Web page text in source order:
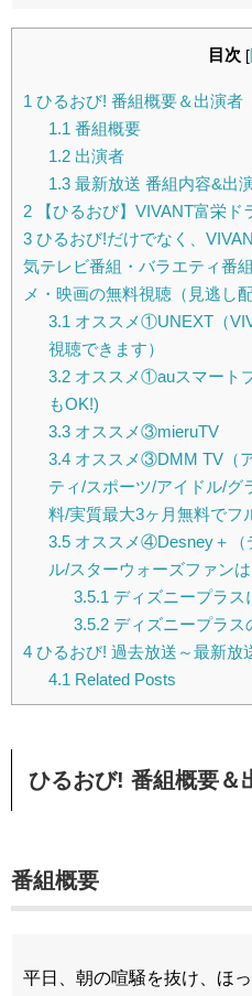
目次 [
1 ひるおび! 番組概要＆出演者
1.1 番組概要
1.2出演者
1.3最新放送 番組内容&出
2 【ひるおび】VIVANT富栄ド
3 ひるおび!だけでなく、
気テレビ番組・バラエティ番
メ・映画の無料視聴（見逃し
3.1 オススメ①UNEXT（
視聴できます）
3.2オススメ①auスマート
もOK!)
3.3オススメ③mieruTV
3.4オススメ③DMM TV（
ティ/スポーツ/アイドル/グ
料/実質最大3ヶ月無料でフ
3.5オススメ④Desney＋（
ル/スターウォーズファン
3.5.1 ディズニープラス
3.5.2ディズニープラス
4 ひるおび! 過去放送～最新放
4.1 Related Posts
ひるおび! 番組概要＆
番組概要
平日、朝の喧騒を抜け、ほ